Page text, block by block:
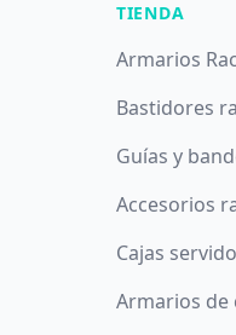
TIENDA
Armarios
Bastidores
Guías y
Accesorios
Cajas
Armarios de